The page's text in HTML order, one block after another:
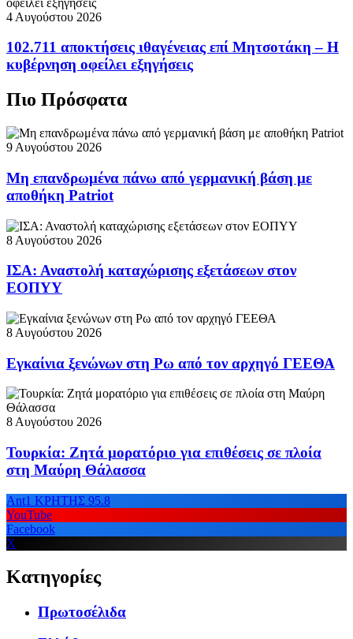
4 Αυγούστου 2026
102.711 αποκτήσεις ιθαγένειας επί Μητσοτάκη – Η
κυβέρνηση οφείλει εξηγήσεις
Πιο Πρόσφατα
9 Αυγούστου 2026
Μη επανδρωμένα πάνω από γερμανική βάση με
αποθήκη Patriot
8 Αυγούστου 2026
ΙΣΑ: Αναστολή καταχώρισης εξετάσεων στον
ΕΟΠΥΥ
8 Αυγούστου 2026
Εγκαίνια ξενώνων στη Ρω από τον αρχηγό ΓΕΕΘΑ
8 Αυγούστου 2026
Τουρκία: Ζητά μορατόριο για επιθέσεις σε πλοία
στη Μαύρη Θάλασσα
Ant1 ΚΡΗΤΗΣ 95.8
YouTube
Facebook
X
Κατηγορίες
Πρωτοσέλιδα